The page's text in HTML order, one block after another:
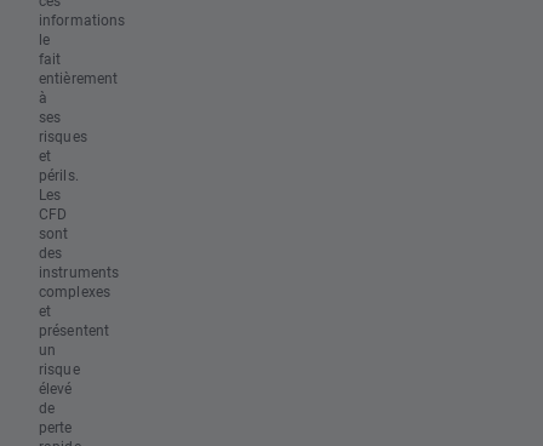
informations
le
fait
entièrement
à
ses
risques
et
périls.
Les
CFD
sont
des
instruments
complexes
et
présentent
un
risque
élevé
de
perte